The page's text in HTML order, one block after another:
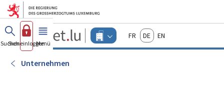
Zum Hauptmenü
Zum Inhalt
Guichet.lu
Changer
d'espace
FrançaisDeutschEnglish
Suchen
Sich einloggen
Menü Haupt-
Unternehmen